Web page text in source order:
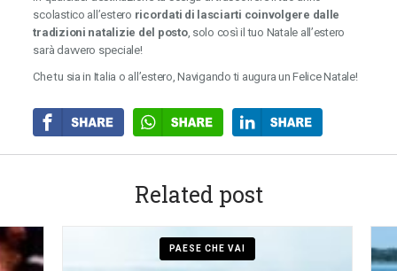
scolastico all’estero ricordati di lasciarti coinvolgere dalle
tradizioni natalizie del posto, solo così il tuo Natale all’estero
sarà davvero speciale!
Che tu sia in Italia o all’estero, Navigando ti augura un Felice Natale!
Related post
PAESE CHE VAI